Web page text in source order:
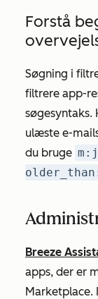
Forstå
Søgning i
filtrere app-
søgesyntaks.
ulæste e-
du bruge
Breeze
apps, der er
Marketplace.